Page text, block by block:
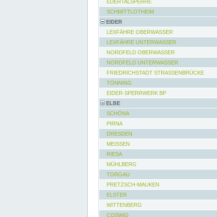
EDERTALSPERRE
SCHMITTLOTHEIM
EIDER
LEXFÄHRE OBERWASSER
LEXFÄHRE UNTERWASSER
NORDFELD OBERWASSER
NORDFELD UNTERWASSER
FRIEDRICHSTADT STRASSENBRÜCKE
TÖNNING
EIDER-SPERRWERK BP
ELBE
SCHÖNA
PIRNA
DRESDEN
MEISSEN
RIESA
MÜHLBERG
TORGAU
PRETZSCH-MAUKEN
ELSTER
WITTENBERG
COSWIG